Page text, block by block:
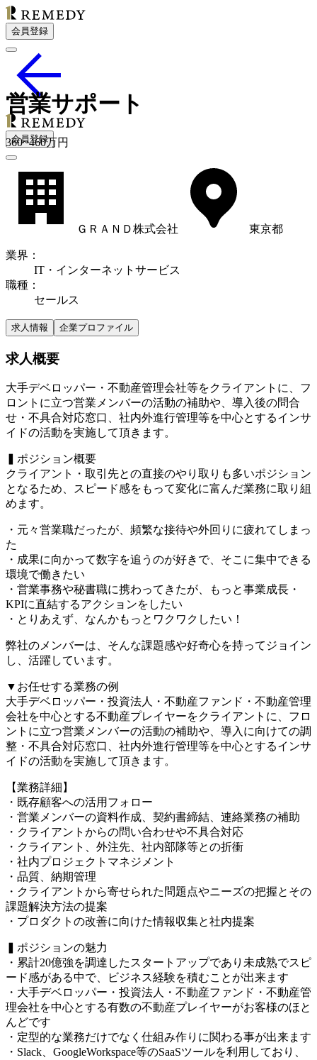
会員登録
会員登録
営業サポート
360~460万円
ＧＲＡＮＤ株式会社 東京都
業界 ：
IT・インターネットサービス
職種 ：
セールス
求人情報 企業プロファイル
求人概要
大手デベロッパー・不動産管理会社等をクライアントに、フ
ロントに立つ営業メンバーの活動の補助や、導入後の問合
せ・不具合対応窓口、社内外進行管理等を中心とするインサ
イドの活動を実施して頂きます。
▍ポジション概要
クライアント・取引先との直接のやり取りも多いポジション
となるため、スピード感をもって変化に富んだ業務に取り組
めます。
・元々営業職だったが、頻繁な接待や外回りに疲れてしまっ
た
・成果に向かって数字を追うのが好きで、そこに集中できる
環境で働きたい
・営業事務や秘書職に携わってきたが、もっと事業成長・
KPIに直結するアクションをしたい
・とりあえず、なんかもっとワクワクしたい！
弊社のメンバーは、そんな課題感や好奇心を持ってジョイン
し、活躍しています。
▼お任せする業務の例
大手デベロッパー・投資法人・不動産ファンド・不動産管理
会社を中心とする不動産プレイヤーをクライアントに、フロ
ントに立つ営業メンバーの活動の補助や、導入に向けての調
整・不具合対応窓口、社内外進行管理等を中心とするインサ
イドの活動を実施して頂きます。
【業務詳細】
・既存顧客への活用フォロー
・営業メンバーの資料作成、契約書締結、連絡業務の補助
・クライアントからの問い合わせや不具合対応
・クライアント、外注先、社内部隊等との折衝
・社内プロジェクトマネジメント
・品質、納期管理
・クライアントから寄せられた問題点やニーズの把握とその
課題解決方法の提案
・プロダクトの改善に向けた情報収集と社内提案
▍ポジションの魅力
・累計20億強を調達したスタートアップであり未成熟でスピ
ード感がある中で、ビジネス経験を積むことが出来ます
・大手デベロッパー・投資法人・不動産ファンド・不動産管
理会社を中心とする有数の不動産プレイヤーがお客様のほと
んどです
・定型的な業務だけでなく仕組み作りに関わる事が出来ます
・Slack、GoogleWorkspace等のSaaSツールを利用しており、